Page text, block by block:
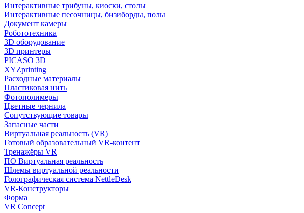
Интерактивные трибуны, киоски, столы
Интерактивные песочницы, бизиборды, полы
Документ камеры
Робототехника
3D оборудование
3D принтеры
PICASO 3D
XYZprinting
Расходные материалы
Пластиковая нить
Фотополимеры
Цветные чернила
Сопутствующие товары
Запасные части
Виртуальная реальность (VR)
Готовый образовательный VR-контент
Тренажёры VR
ПО Виртуальная реальность
Шлемы виртуальной реальности
Голографическая система NettleDesk
VR-Конструкторы
Форма
VR Concept